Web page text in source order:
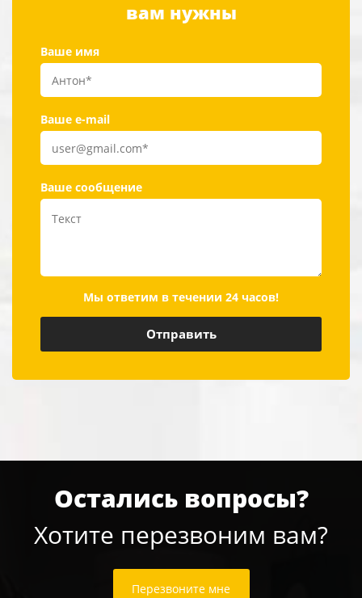
вам нужны
Ваше имя
Ваше e-mail
Ваше сообщение
Мы ответим в течении 24 часов!
Остались вопросы?
Хотите перезвоним вам?
Перезвоните мне